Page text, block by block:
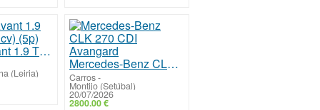
Audi A4 Avant 1.9 TDi M5 (130cv) (5p)
(Leiria)
Mercedes-Benz CLK 270 CDI Avangard
Carros-
Montijo (Setúbal)
20/07/2026
2800.00 €